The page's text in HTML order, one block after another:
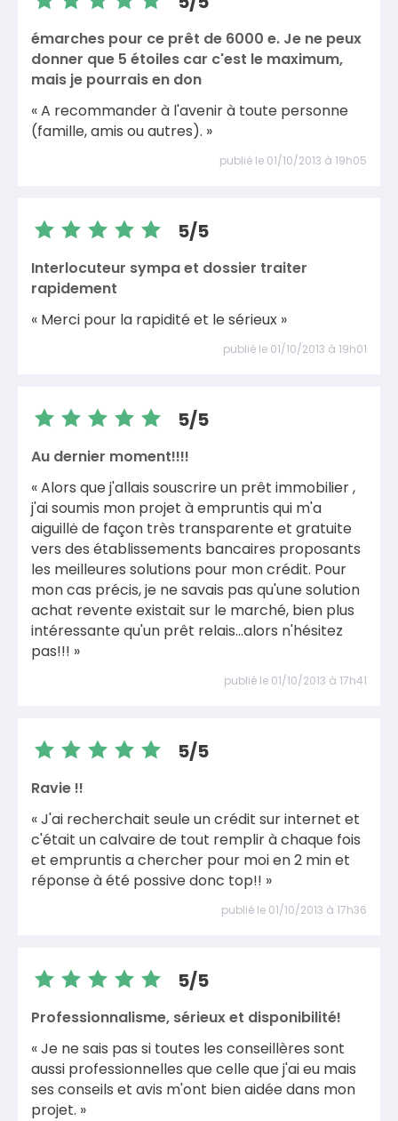
émarches pour ce prêt de 6000 e. Je ne peux
donner que 5 étoiles car c'est le maximum,
mais je pourrais en don
« A recommander à l'avenir à toute personne
(famille, amis ou autres). »
publié le 01/10/2013 à 19h05
5/5
Interlocuteur sympa et dossier traiter
rapidement
« Merci pour la rapidité et le sérieux »
publié le 01/10/2013 à 19h01
5/5
Au dernier moment!!!!
« Alors que j'allais souscrire un prêt immobilier ,
j'ai soumis mon projet à empruntis qui m'a
aiguillė de façon très transparente et gratuite
vers des établissements bancaires proposants
les meilleures solutions pour mon crédit. Pour
mon cas précis, je ne savais pas qu'une solution
achat revente existait sur le marché, bien plus
intéressante qu'un prêt relais...alors n'hésitez
pas!!! »
publié le 01/10/2013 à 17h41
5/5
Ravie !!
« J'ai recherchait seule un crédit sur internet et
c'était un calvaire de tout remplir à chaque fois
et empruntis a chercher pour moi en 2 min et
réponse à été possive donc top!! »
publié le 01/10/2013 à 17h36
5/5
Professionnalisme, sérieux et disponibilité!
« Je ne sais pas si toutes les conseillères sont
aussi professionnelles que celle que j'ai eu mais
ses conseils et avis m'ont bien aidée dans mon
projet. »